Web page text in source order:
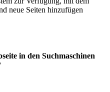
neue Seiten hinzufügen
in den Suchmaschinen